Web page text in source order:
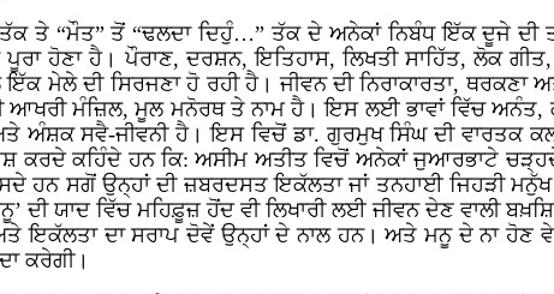
ਤੇ “ਮੌਤ” ਤੋਂ “ਢਲਦਾ ਦਿਹੁੰ…” ਤੱਕ ਦੇ ਅਨੇਕਾਂ ਨਿਬੰਧ ਇੱਕ ਦੂਜੇ ਦੀ
ਹੋਣਾ ਹੈ। ਪੌਰਾਣ, ਦਰਸ਼ਨ, ਇਤਿਹਾਸ, ਲਿਖਤੀ ਸਾਹਿੱਤ, ਲੋਕ ਗੀਤ,
ਮੇਲੇ ਦੀ ਸਿਰਜਣਾ ਹੋ ਰਹੀ ਹੈ। ਜੀਵਨ ਦੀ ਨਿਰਾਕਾਰਤਾ,
ਮੰਜ਼ਿਲ, ਮੂਲ ਮਨੋਰਥ ਤੇ ਨਾਮ ਹੈ। ਇਸ ਲਈ ਭਾਵਾਂ ਵਿੱਚ ਅਨੰਤ,
ਅੰਸ਼ਕ ਸਵੈ-ਜੀਵਨੀ ਹੈ। ਇਸ ਵਿਚੋਂ ਡਾ. ਗੁਰਮੁਖ ਸਿੰਘ ਦੀ ਵਾਰਤਕ
ਕਰਦੇ ਕਹਿੰਦੇ ਹਨ ਕਿ: ਅਸੀਮ ਅਤੀਤ ਵਿਚੋਂ ਅਨੇਕਾਂ ਜੁਆਰਭਾਟੇ
ਹਨ ਸਗੋਂ ਉਨ੍ਹਾਂ ਦੀ ਜ਼ਬਰਦਸਤ ਇਕੱਲਤਾ ਜਾਂ ਤਨਹਾਈ ਜਿਹੜੀ
ਦੀ ਯਾਦ ਵਿੱਚ ਮਹਿਫ਼ੂਜ਼ ਹੋਂਦ ਵੀ ਲਿਖਾਰੀ ਲਈ ਜੀਵਨ ਦੇਣ ਵਾਲੀ
ਇਕੱਲਤਾ ਦਾ ਸਰਾਪ ਦੋਵੇਂ ਉਨ੍ਹਾਂ ਦੇ ਨਾਲ ਹਨ। ਅਤੇ ਮਨੂ ਦੇ ਨਾ ਹੋਣ
ਕਰੇਗੀ।